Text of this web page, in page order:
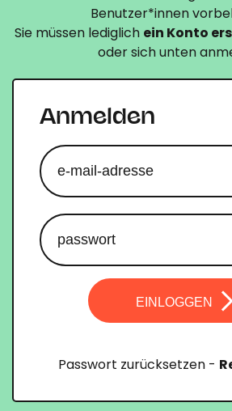
Benutzer*innen
Sie müssen lediglich ein Konto
oder sich unten
Anmelden
EINLOGGEN
Passwort zurücksetzen -